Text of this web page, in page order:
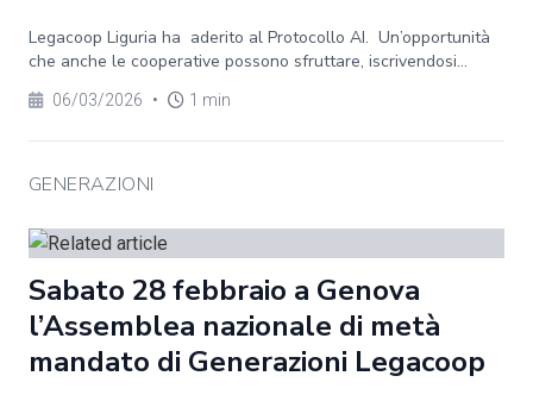
Legacoop Liguria ha aderito al Protocollo AI. Un’opportunità
che anche le cooperative possono sfruttare, iscrivendosi...
06/03/2026 • 1 min
GENERAZIONI
Sabato 28 febbraio a Genova
l’Assemblea nazionale di metà
mandato di Generazioni Legacoop